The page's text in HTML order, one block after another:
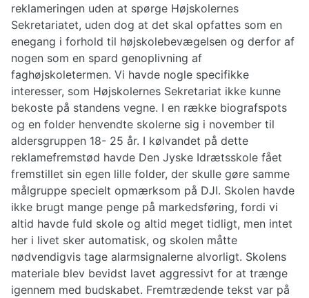
reklameringen uden at spørge Højskolernes
Sekretariatet, uden dog at det skal opfattes som en
enegang i forhold til højskolebevægelsen og derfor af
nogen som en spard genoplivning af
faghøjskoletermen. Vi havde nogle specifikke
interesser, som Højskolernes Sekretariat ikke kunne
bekoste på standens vegne. I en række biografspots
og en folder henvendte skolerne sig i november til
aldersgruppen 18- 25 år. I kølvandet på dette
reklamefremstød havde Den Jyske Idrætsskole fået
fremstillet sin egen lille folder, der skulle gøre samme
målgruppe specielt opmærksom på DJI. Skolen havde
ikke brugt mange penge på markedsføring, fordi vi
altid havde fuld skole og altid meget tidligt, men intet
her i livet sker automatisk, og skolen måtte
nødvendigvis tage alarmsignalerne alvorligt. Skolens
materiale blev bevidst lavet aggressivt for at trænge
igennem med budskabet. Fremtrædende tekst var på